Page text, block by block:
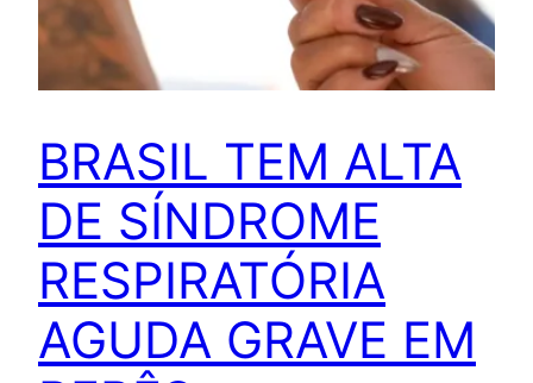
BRASIL TEM ALTA
DE SÍNDROME
RESPIRATÓRIA
AGUDA GRAVE EM